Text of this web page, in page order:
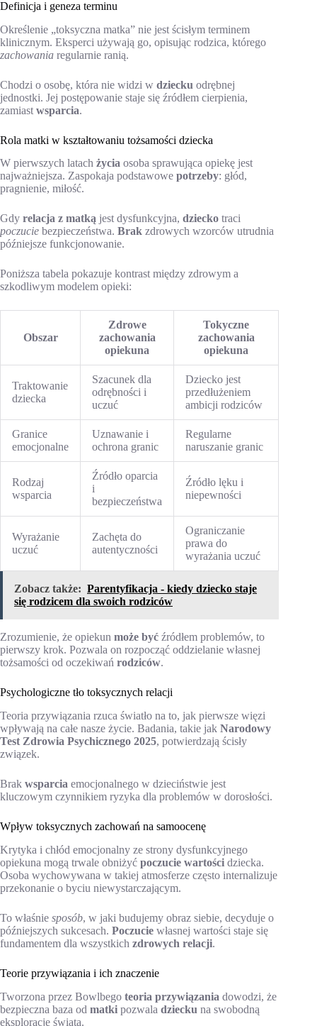
Definicja i geneza terminu
Określenie „toksyczna matka” nie jest ścisłym terminem
klinicznym. Eksperci używają go, opisując rodzica, którego
zachowania regularnie ranią.
Chodzi o osobę, która nie widzi w dziecku odrębnej
jednostki. Jej postępowanie staje się źródłem cierpienia,
zamiast wsparcia.
Rola matki w kształtowaniu tożsamości dziecka
W pierwszych latach życia osoba sprawująca opiekę jest
najważniejsza. Zaspokaja podstawowe potrzeby: głód,
pragnienie, miłość.
Gdy relacja z matką jest dysfunkcyjna, dziecko traci
poczucie bezpieczeństwa. Brak zdrowych wzorców utrudnia
późniejsze funkcjonowanie.
Poniższa tabela pokazuje kontrast między zdrowym a
szkodliwym modelem opieki:
Obszar
Zdrowe
zachowania
opiekuna
Tokyczne
zachowania
opiekuna
Traktowanie
dziecka
Szacunek dla
odrębności i
uczuć
Dziecko jest
przedłużeniem
ambicji rodziców
Granice
emocjonalne
Uznawanie i
ochrona granic
Regularne
naruszanie granic
Rodzaj
wsparcia
Źródło oparcia
i
bezpieczeństwa
Źródło lęku i
niepewności
Wyrażanie
uczuć
Zachęta do
autentyczności
Ograniczanie
prawa do
wyrażania uczuć
Zobacz także: Parentyfikacja - kiedy dziecko staje
się rodzicem dla swoich rodziców
Zrozumienie, że opiekun może być źródłem problemów, to
pierwszy krok. Pozwala on rozpocząć oddzielanie własnej
tożsamości od oczekiwań rodziców.
Psychologiczne tło toksycznych relacji
Teoria przywiązania rzuca światło na to, jak pierwsze więzi
wpływają na całe nasze życie. Badania, takie jak Narodowy
Test Zdrowia Psychicznego 2025, potwierdzają ścisły
związek.
Brak wsparcia emocjonalnego w dzieciństwie jest
kluczowym czynnikiem ryzyka dla problemów w dorosłości.
Wpływ toksycznych zachowań na samoocenę
Krytyka i chłód emocjonalny ze strony dysfunkcyjnego
opiekuna mogą trwale obniżyć poczucie wartości dziecka.
Osoba wychowywana w takiej atmosferze często internalizuje
przekonanie o byciu niewystarczającym.
To właśnie sposób, w jaki budujemy obraz siebie, decyduje o
późniejszych sukcesach. Poczucie własnej wartości staje się
fundamentem dla wszystkich zdrowych relacji.
Teorie przywiązania i ich znaczenie
Tworzona przez Bowlbego teoria przywiązania dowodzi, że
bezpieczna baza od matki pozwala dziecku na swobodną
eksplorację świata.